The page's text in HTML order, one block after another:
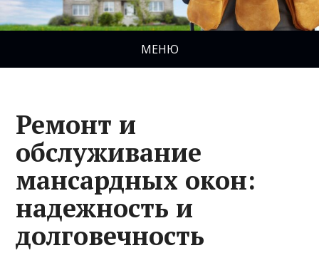
МЕНЮ
Ремонт и
обслуживание
мансардных окон:
надежность и
долговечность